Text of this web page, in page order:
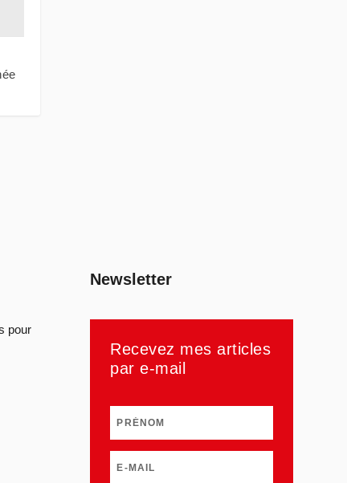
pour
Newsletter
Recevez mes articles
par e-mail